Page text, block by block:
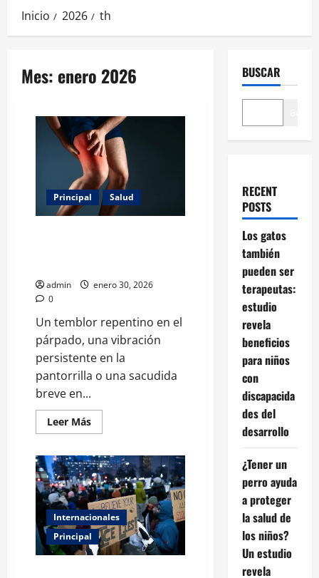
Inicio 2026 th
Mes: enero 2026
Principal Salud
admin
enero 30, 2026
0
Un temblor repentino en el
párpado, una vibración
persistente en la
pantorrilla o una sacudida
breve en...
Leer MásLeer
más
Espasmos
musculares:
cuándo
son
normales
y
cuándo
conviene
prestar
atención
Internacionales
Principal
BUSCAR
RECENT
POSTS
Los gatos
también
pueden ser
terapeutas:
estudio
revela
beneficios
para niños
con
discapacida
des del
desarrollo
¿Tener un
perro ayuda
a proteger
la salud de
los niños?
Un estudio
revela